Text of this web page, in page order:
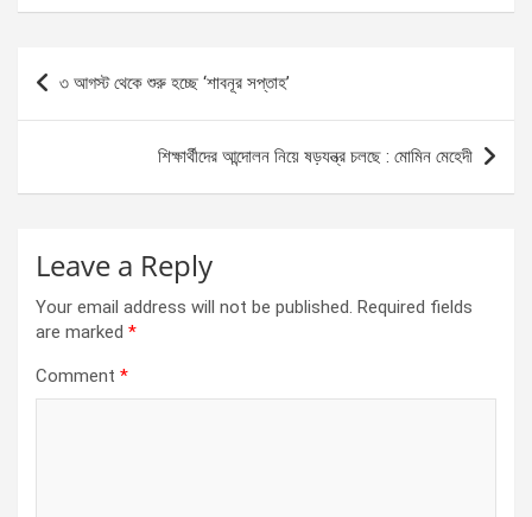
ce
o
se
g
at
A
p
p
ar
Post
navigation
৩ আগস্ট থেকে শুরু হচ্ছে ‘শাবনূর সপ্তাহ’
শিক্ষার্থীদের আন্দোলন নিয়ে ষড়যন্ত্র চলছে : মোমিন মেহেদী
Leave a Reply
Your email address will not be published. Required fields
are marked *
Comment *